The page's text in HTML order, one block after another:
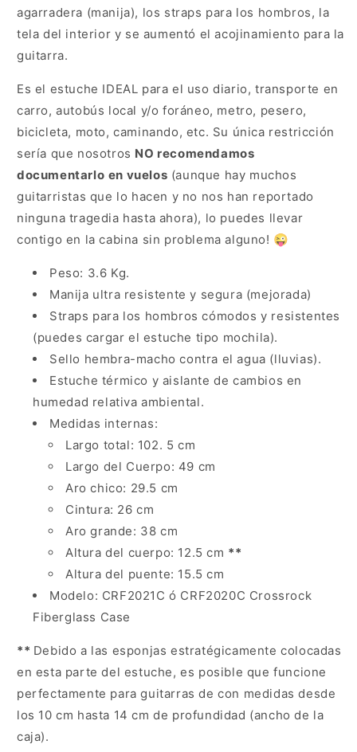
agarradera (manija), los straps para los hombros, la
tela del interior y se aumentó el acojinamiento para la
guitarra.
Es el estuche IDEAL para el uso diario, transporte en
carro, autobús local y/o foráneo, metro, pesero,
bicicleta, moto, caminando, etc. Su única restricción
sería que nosotros NO recomendamos
documentarlo en vuelos (aunque hay muchos
guitarristas que lo hacen y no nos han reportado
ninguna tragedia hasta ahora), lo puedes llevar
contigo en la cabina sin problema alguno! 😜
Peso: 3.6 Kg.
Manija ultra resistente y segura (mejorada)
Straps para los hombros cómodos y resistentes
(puedes cargar el estuche tipo mochila).
Sello hembra-macho contra el agua (lluvias).
Estuche térmico y aislante de cambios en
humedad relativa ambiental.
Medidas internas:
Largo total: 102. 5 cm
Largo del Cuerpo: 49 cm
Aro chico: 29.5 cm
Cintura: 26 cm
Aro grande: 38 cm
Altura del cuerpo: 12.5 cm **
Altura del puente: 15.5 cm
Modelo: CRF2021C ó CRF2020C Crossrock
Fiberglass Case
** Debido a las esponjas estratégicamente colocadas
en esta parte del estuche, es posible que funcione
perfectamente para guitarras de con medidas desde
los 10 cm hasta 14 cm de profundidad (ancho de la
caja).